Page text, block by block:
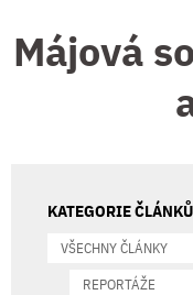
Májová
KATEGORIE ČLÁNKŮ
VŠECHNY ČLÁNKY
REPORTÁŽE